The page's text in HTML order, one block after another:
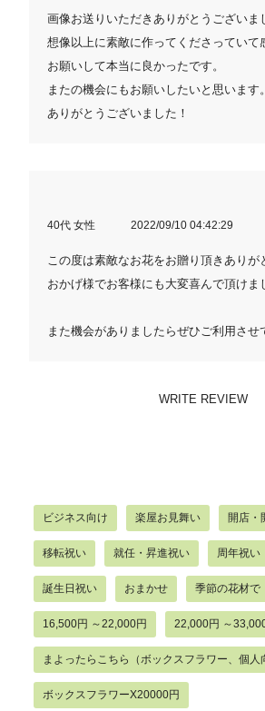
画像お送りいただきありがとうございま
想像以上に素敵に作ってくださっていて
お願いして本当に良かったです。
またの機会にもお願いしたいと思います。
ありがとうございました！
40代 女性 2022/09/10 04:42:29
この度は素敵なお花をお贈り頂きありが
おかげ様でお客様にも大変喜んで頂けま
また機会がありましたらぜひご利用させ
WRITE REVIEW
ビジネス向け 楽屋お見舞い 開店・
移転祝い 就任・昇進祝い 周年祝い
誕生日祝い おまかせ 季節の花材で
16,500円 ～22,000円 22,000円 ～
まよったらこちら（ボックスフラワー、個人
ボックスフラワーX20000円